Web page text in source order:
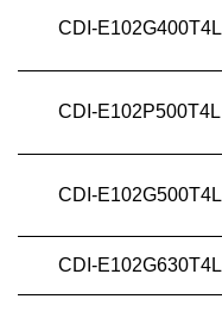
CDI-E102G400T4L
CDI-E102P500T4L
CDI-E102G500T4L
CDI-E102G630T4L